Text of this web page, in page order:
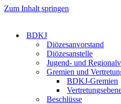
Zum Inhalt springen
BDKJ
Diözesanvorstand
Diözesanstelle
Jugend- und
Gremien und
BDKJ-Gremien
Beschlüsse